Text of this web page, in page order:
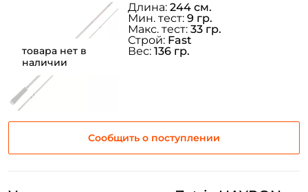
товара нет в
наличии
Сообщить о поступлении
Длина: 244 см.
Мин. тест: 9 гр.
Макс. тест: 33 гр.
Строй: Fast
Вес: 136 гр.